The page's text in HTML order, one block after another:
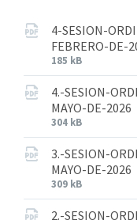
4-SESION-
FEBRERO-DE-
185 kB
4.-SESION-
MAYO-DE-2026
304 kB
3.-SESION-
MAYO-DE-2026
309 kB
2.-SESION-